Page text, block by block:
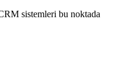
sistemleri bu noktada